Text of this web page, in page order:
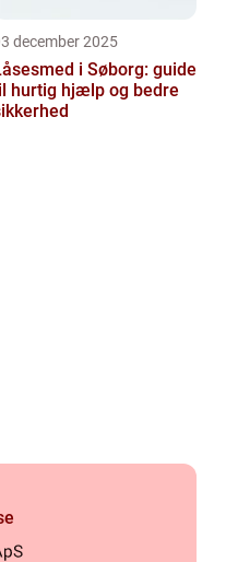
december 2025
i Søborg: guide
hurtig hjælp og bedre